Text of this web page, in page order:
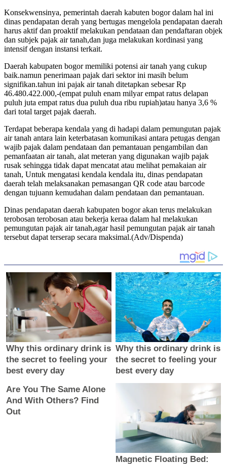
Konsekwensinya, pemerintah daerah kabuten bogor dalam hal ini
dinas pendapatan derah yang bertugas mengelola pendapatan daerah
harus aktif dan proaktif melakukan pendataan dan pendaftaran objek
dan subjek pajak air tanah,dan juga melakukan kordinasi yang
intensif dengan instansi terkait.
Daerah kabupaten bogor memiliki potensi air tanah yang cukup
baik.namun penerimaan pajak dari sektor ini masih belum
signifikan.tahun ini pajak air tanah ditetapkan sebesar Rp
46.480.422.000,-(empat puluh enam milyar empat ratus delapan
puluh juta empat ratus dua puluh dua ribu rupiah)atau hanya 3,6 %
dari total target pajak daerah.
Terdapat beberapa kendala yang di hadapi dalam pemungutan pajak
air tanah antara lain keterbatasan komunikasi antara petugas dengan
wajib pajak dalam pendataan dan pemantauan pengambilan dan
pemanfaatan air tanah, alat meteran yang digunakan wajib pajak
rusak sehingga tidak dapat mencatat atau melihat pemakaian air
tanah, Untuk mengatasi kendala kendala itu, dinas pendapatan
daerah telah melaksanakan pemasangan QR code atau barcode
dengan tujuann kemudahan dalam pendataan dan pemantauan.
Dinas pendapatan daerah kabupaten bogor akan terus melakukan
terobosan terobosan atau bekerja keraa dalam hal melakukan
pemungutan pajak air tanah,agar hasil pemungutan pajak air tanah
tersebut dapat terserap secara maksimal.(Adv/Dispenda)